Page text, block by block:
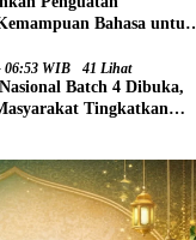
Bahasa untuk
06:53 WIB 41 Lihat
Batch 4 Dibuka,
Tingkatkan